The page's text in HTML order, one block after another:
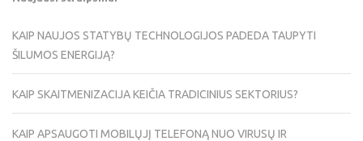
KAIP NAUJOS STATYBŲ TECHNOLOGIJOS PADEDA TAUPYTI
ŠILUMOS ENERGIJĄ?
KAIP SKAITMENIZACIJA KEIČIA TRADICINIUS SEKTORIUS?
KAIP APSAUGOTI MOBILŲJĮ TELEFONĄ NUO VIRUSŲ IR